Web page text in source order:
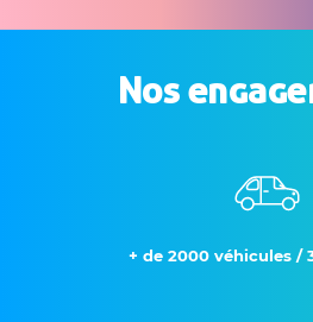
Nos
+ de 2000 véhicules /